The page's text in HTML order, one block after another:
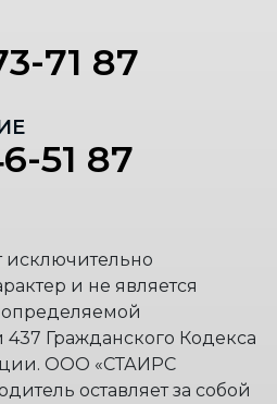
71 87
51 87
исключительно
и не является
Гражданского Кодекса
ООО «СТАИРС
оставляет за собой